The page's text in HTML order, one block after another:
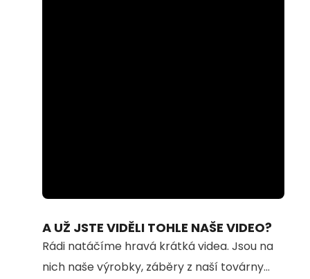
61.25%
A UŽ JSTE VIDĚLI TOHLE NAŠE VIDEO?
Rádi natáčíme hravá krátká videa. Jsou na
nich naše výrobky, záběry z naší továrny...